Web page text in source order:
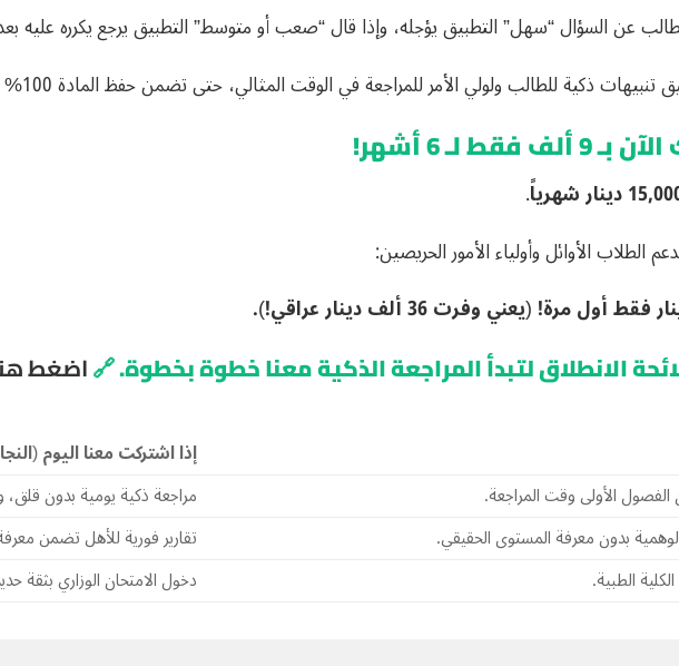
عن السؤال “سهل” التطبيق يؤجله، وإذا قال “صعب أو متوسط” التطبيق يرجع يكرره عليه بعد 3 أو 5 أيام تلقائياً قبل ما
ذكية للطالب ولولي الأمر للمراجعة في الوقت المثالي، حتى تضمن حفظ المادة 100% لحد الامتحان الوزاري.
دينار شهرياً
.
الطلاب الأوائل وأولياء الأمور الحريصين:
الانطلاق لتبدأ المراجعة الذكية معنا خطوة بخطوة.🔗اضغط
إذا اشتركت معنا اليوم
الفصول الأولى وقت المراجعة.
مراجعة ذكية يومية بدون
بدون معرفة المستوى الحقيقي.
تقارير فورية للأهل تضمن
الطبية.
دخول الامتحان الوزاري بثقة حديدية، وضمان